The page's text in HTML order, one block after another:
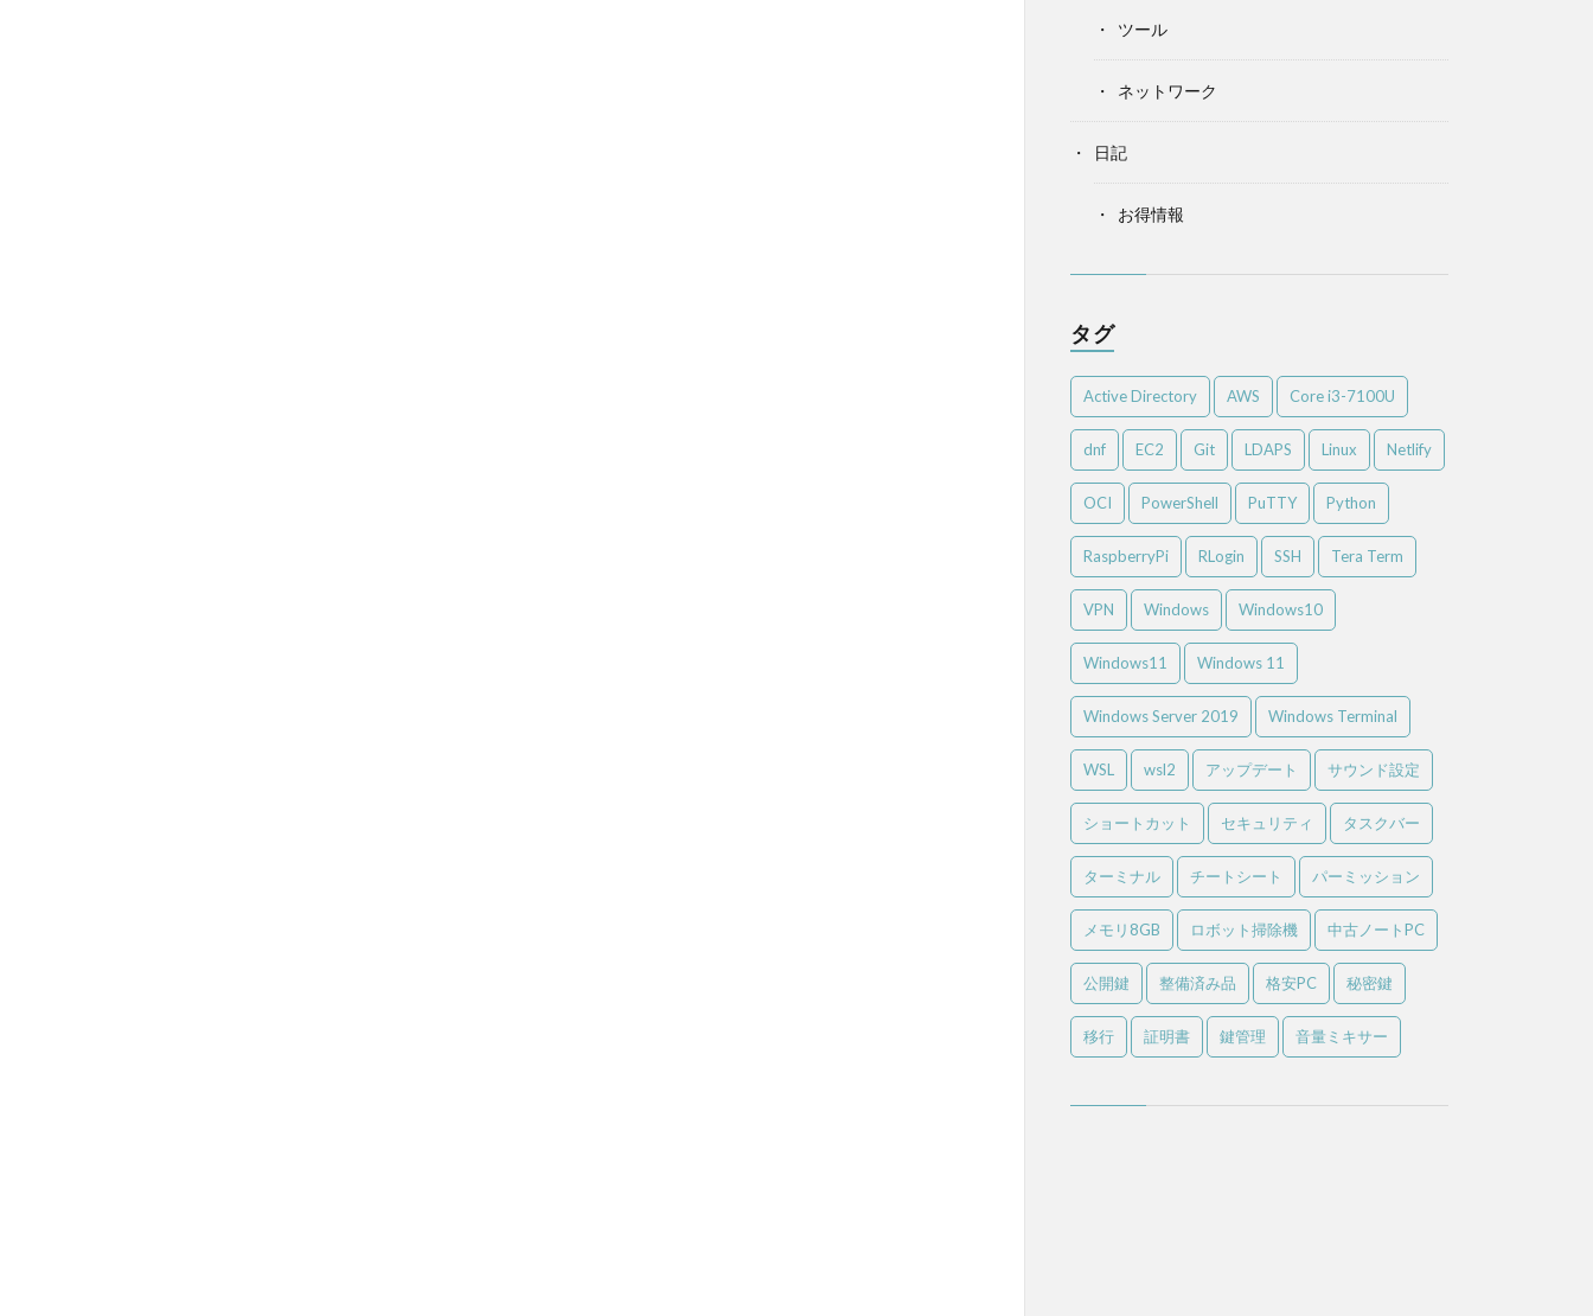
ツール
ネットワーク
日記
お得情報
タグ
Active Directory AWS Core i3-7100U
dnf EC2 Git LDAPS Linux Netlify
OCI PowerShell PuTTY Python
RaspberryPi RLogin SSH Tera Term
VPN Windows Windows10
Windows11 Windows 11
Windows Server 2019 Windows Terminal
WSL wsl2 アップデート サウンド設定
ショートカット セキュリティ タスクバー
ターミナル チートシート パーミッション
メモリ8GB ロボット掃除機 中古ノートPC
公開鍵 整備済み品 格安PC 秘密鍵
移行 証明書 鍵管理 音量ミキサー